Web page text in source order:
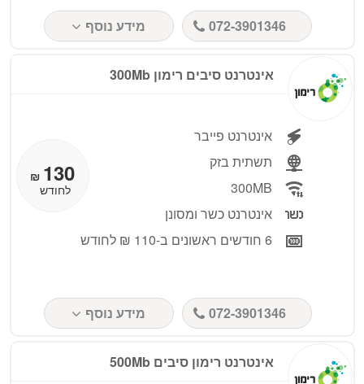
072-3901346 מידע נוסף
אינטרנט סיבים רימון 300Mb
אינטרנט פייבר
תשתית בזק
300MB
אינטרנט כשר ומסונן
6 חודשים ראשונים ב-110 ₪ לחודש
130
₪
לחודש
072-3901346 מידע נוסף
אינטרנט רימון סיבים 500Mb